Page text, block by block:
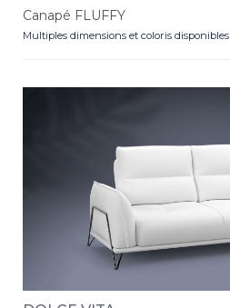
Canapé FLUFFY
Multiples dimensions et coloris disponibles